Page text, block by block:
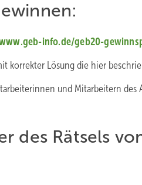
­info.de/geb20-
korrekter ­Lösung die hier
und Mit­arbeitern
des Rätsels